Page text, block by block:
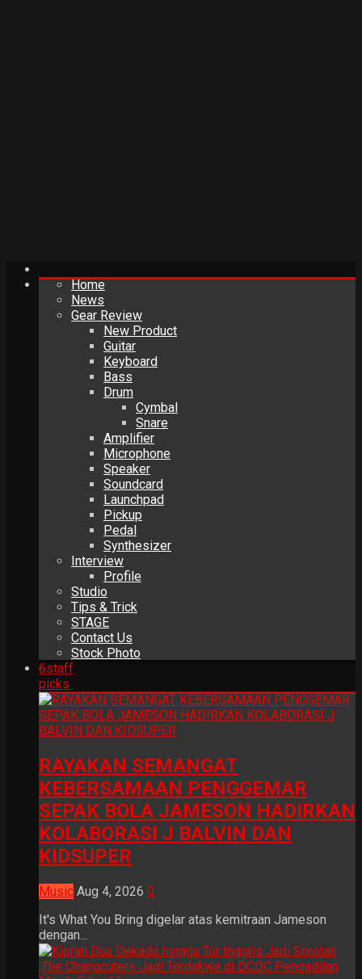
Home
News
Gear Review
New Product
Guitar
Keyboard
Bass
Drum
Cymbal
Snare
Amplifier
Microphone
Speaker
Soundcard
Launchpad
Pickup
Pedal
Synthesizer
Interview
Profile
Studio
Tips & Trick
STAGE
Contact Us
Stock Photo
6staff
picks
RAYAKAN SEMANGAT
KEBERSAMAAN PENGGEMAR
SEPAK BOLA JAMESON HADIRKAN
KOLABORASI J BALVIN DAN
KIDSUPER
Music Aug 4, 2026 0
It's What You Bring digelar atas kemitraan Jameson
dengan...